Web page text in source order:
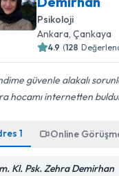
Psikoloji
Ankara, Çankaya
4.9 (128
güvenle alakalı
hocamı internetten
1 Online
Kl. Psk. Zehra Demirhan